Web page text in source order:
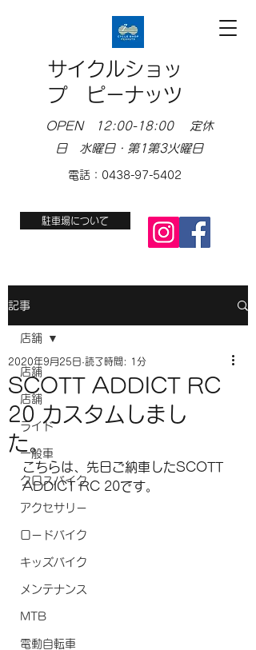
サイクルショッ
プ ピーナッツ
OPEN 12:00-18:00 定休
日 水曜日・第1第3火曜日
電話：0438-97-5402
駐車場について
記事
店舗
店舗
ライド
一般車
クロスバイク
アクセサリー
ロードバイク
キッズバイク
メンテナンス
MTB
電動自転車
店舗
SCOTT ADDICT RC
20 カスタムしまし
た。
2020年9月25日 読了時間: 1分
こちらは、先日ご納車したSCOTT
ADDICT RC 20です。